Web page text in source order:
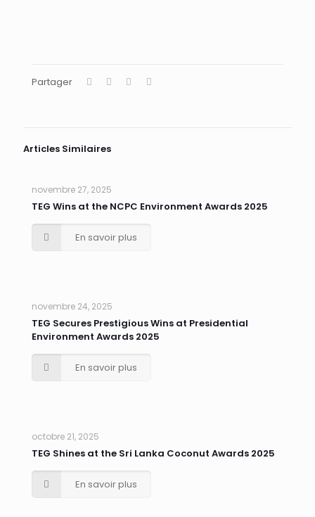
Partager
Articles Similaires
novembre 27, 2025
TEG Wins at the NCPC Environment Awards 2025
En savoir plus
novembre 24, 2025
TEG Secures Prestigious Wins at Presidential
Environment Awards 2025
En savoir plus
octobre 21, 2025
TEG Shines at the Sri Lanka Coconut Awards 2025
En savoir plus